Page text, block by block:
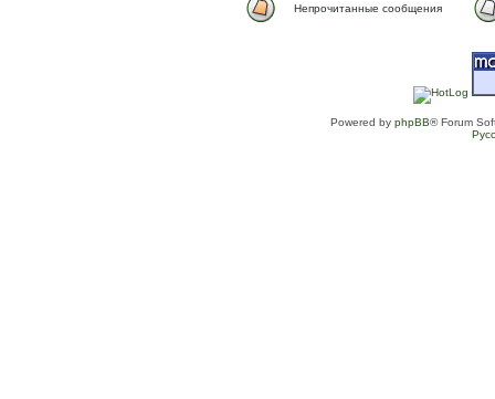
Непрочитанные сообщения
Powered by phpBB® Forum